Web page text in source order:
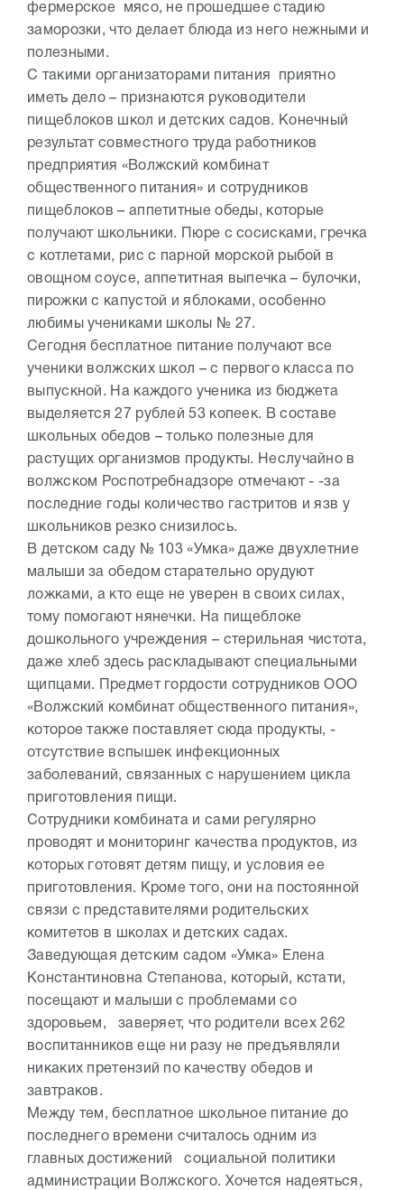
фермерское мясо, не прошедшее стадию
заморозки, что делает блюда из него нежными и
полезными.
С такими организаторами питания приятно
иметь дело – признаются руководители
пищеблоков школ и детских садов. Конечный
результат совместного труда работников
предприятия «Волжский комбинат
общественного питания» и сотрудников
пищеблоков – аппетитные обеды, которые
получают школьники. Пюре с сосисками, гречка
с котлетами, рис с парной морской рыбой в
овощном соусе, аппетитная выпечка – булочки,
пирожки с капустой и яблоками, особенно
любимы учениками школы № 27.
Сегодня бесплатное питание получают все
ученики волжских школ – с первого класса по
выпускной. На каждого ученика из бюджета
выделяется 27 рублей 53 копеек. В составе
школьных обедов – только полезные для
растущих организмов продукты. Неслучайно в
волжском Роспотребнадзоре отмечают - -за
последние годы количество гастритов и язв у
школьников резко снизилось.
В детском саду № 103 «Умка» даже двухлетние
малыши за обедом старательно орудуют
ложками, а кто еще не уверен в своих силах,
тому помогают нянечки. На пищеблоке
дошкольного учреждения – стерильная чистота,
даже хлеб здесь раскладывают специальными
щипцами. Предмет гордости сотрудников ООО
«Волжский комбинат общественного питания»,
которое также поставляет сюда продукты, -
отсутствие вспышек инфекционных
заболеваний, связанных с нарушением цикла
приготовления пищи.
Сотрудники комбината и сами регулярно
проводят и мониторинг качества продуктов, из
которых готовят детям пищу, и условия ее
приготовления. Кроме того, они на постоянной
связи с представителями родительских
комитетов в школах и детских садах.
Заведующая детским садом «Умка» Елена
Константиновна Степанова, который, кстати,
посещают и малыши с проблемами со
здоровьем, заверяет, что родители всех 262
воспитанников еще ни разу не предъявляли
никаких претензий по качеству обедов и
завтраков.
Между тем, бесплатное школьное питание до
последнего времени считалось одним из
главных достижений социальной политики
администрации Волжского. Хочется надеяться,